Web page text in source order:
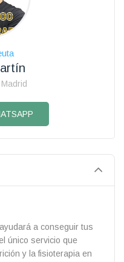
a conseguir tus
único servicio que
y la fisioterapia en